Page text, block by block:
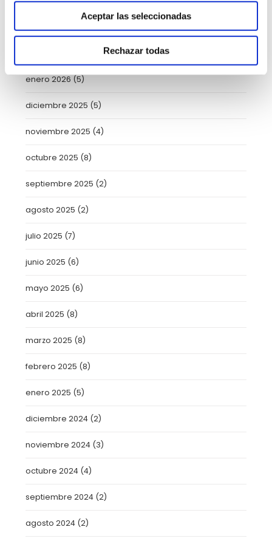
Aceptar las seleccionadas
Rechazar todas
ARCHIVO
enero 2026 (5)
diciembre 2025 (5)
noviembre 2025 (4)
octubre 2025 (8)
septiembre 2025 (2)
agosto 2025 (2)
julio 2025 (7)
junio 2025 (6)
mayo 2025 (6)
abril 2025 (8)
marzo 2025 (8)
febrero 2025 (8)
enero 2025 (5)
diciembre 2024 (2)
noviembre 2024 (3)
octubre 2024 (4)
septiembre 2024 (2)
agosto 2024 (2)